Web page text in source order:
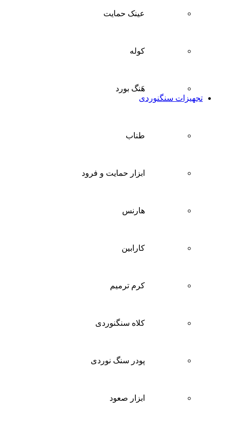
عینک حمایت
کوله
هَنگ بورد
تجهیزات سنگنوردی
طناب
ابزار حمایت و فرود
هارنس
کارابین
کرم ترمیم
کلاه سنگنوردی
پودر سنگ نوردی
ابزار صعود